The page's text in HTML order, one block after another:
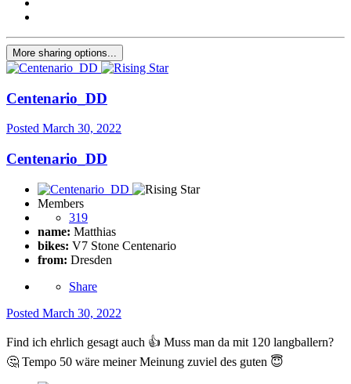
More sharing options...
Centenario_DD
Posted March 30, 2022
Centenario_DD
Members
319
name: Matthias
bikes: V7 Stone Centenario
from: Dresden
Share
Posted March 30, 2022
Find ich ehrlich gesagt auch 👍 Muss man da mit 120 langballern?
🤔 Tempo 50 wäre meiner Meinung zuviel des guten 😇